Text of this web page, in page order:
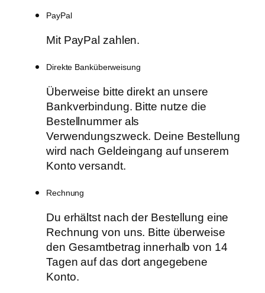
PayPal
Mit PayPal zahlen.
Direkte Banküberweisung
Überweise bitte direkt an unsere
Bankverbindung. Bitte nutze die
Bestellnummer als
Verwendungszweck. Deine Bestellung
wird nach Geldeingang auf unserem
Konto versandt.
Rechnung
Du erhältst nach der Bestellung eine
Rechnung von uns. Bitte überweise
den Gesamtbetrag innerhalb von 14
Tagen auf das dort angegebene
Konto.